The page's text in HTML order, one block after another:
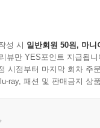
성 시 일반회원 50원, 마니
뷰만 YES포인트 지급됩니
시점부터 마지막 회차 주
ray, 패션 및 판매금지 상